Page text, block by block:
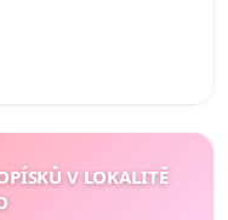
V LOKALITĚ